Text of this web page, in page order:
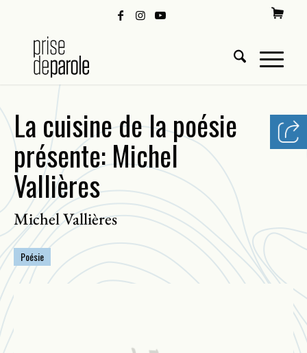
La cuisine de la poésie
présente: Michel
Vallières
Michel Vallières
Poésie